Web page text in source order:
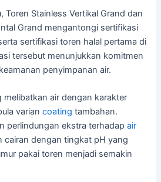
Toren Stainless Vertikal Grand dan
Grand mengantongi sertifikasi
sertifikasi toren halal pertama di
tersebut menunjukkan komitmen
penyimpanan air.
air dengan karakter
variancoating tambahan.
perlindungan ekstra terhadapair
cairan dengan tingkat pH yang
pakai toren menjadi semakin